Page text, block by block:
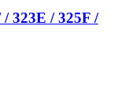
323E / 325F /